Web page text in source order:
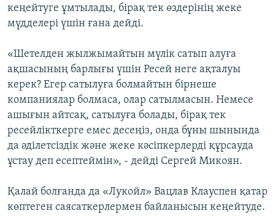
кеңейтуге ұмтылады, бірақ тек өздерінің жеке
мүдделері үшін ғана дейді.
«Шетелден жылжымайтын мүлік сатып алуға
ақшасының барлығы үшін Ресей неге ақталуы
керек? Егер сатылуға болмайтын бірнеше
компаниялар болмаса, олар сатылмасын. Немесе
ашығын айтсақ, сатылуға болады, бірақ тек
ресейлікткерге емес десеңіз, онда бұны шынында
да әділетсіздік және жеке кәсіпкерлерді құрсауда
ұстау деп есептеймін», - дейді Сергей Микоян.
Қалай болғанда да «Лукойл» Вацлав Клауспен қатар
көптеген саясаткерлермен байланысын кеңейтуде.